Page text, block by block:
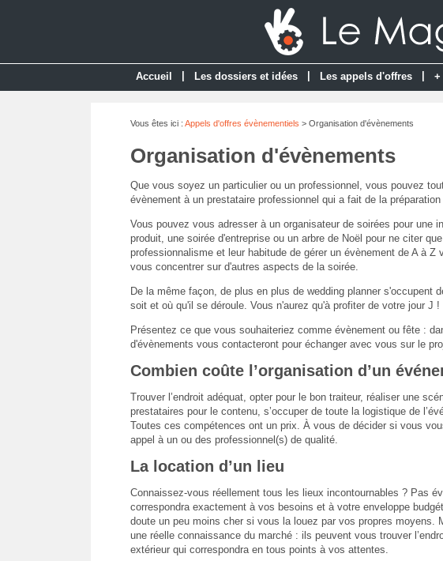
Accueil Les dossiers et idées Les appels d'offres +
Vous êtes ici : Appels d'offres évènementiels > Organisation d'évènements
Organisation d'évènements
Que vous soyez un particulier ou un professionnel, vous pouvez
évènement à un prestataire professionnel qui a fait de la
Vous pouvez vous adresser à un organisateur de soirées pour une
produit, une soirée d'entreprise ou un arbre de Noël pour ne citer
professionnalisme et leur habitude de gérer un évènement de A à
vous concentrer sur d'autres aspects de la soirée.
De la même façon, de plus en plus de wedding planner s'occupent
soit et où qu'il se déroule. Vous n'aurez qu'à profiter de votre jour J !
Présentez ce que vous souhaiteriez comme évènement ou fête :
d'évènements vous contacteront pour échanger avec vous sur le
Combien coûte l’organisation d’un
Trouver l’endroit adéquat, opter pour le bon traiteur, réaliser une
prestataires pour le contenu, s’occuper de toute la logistique de
Toutes ces compétences ont un prix. À vous de décider si vous
appel à un ou des professionnel(s) de qualité.
La location d’un lieu
Connaissez-vous réellement tous les lieux incontournables ? Pas
correspondra exactement à vos besoins et à votre enveloppe
doute un peu moins cher si vous la louez par vos propres moyens.
une réelle connaissance du marché : ils peuvent vous trouver
extérieur qui correspondra en tous points à vos attentes.